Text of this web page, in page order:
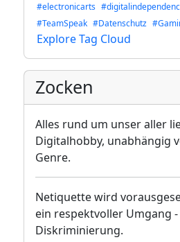
#electronicarts
#TeamSpeak #Datenschutz
Explore Tag Cloud
Zocken
Alles rund um unser aller
Digitalhobby, unabhängig
Genre.
Netiquette wird
ein respektvoller Umgang -
Diskriminierung.